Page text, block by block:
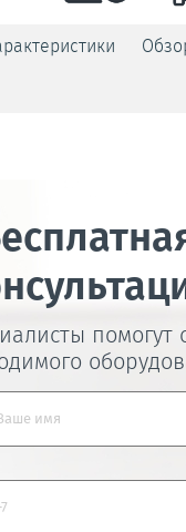
помогут